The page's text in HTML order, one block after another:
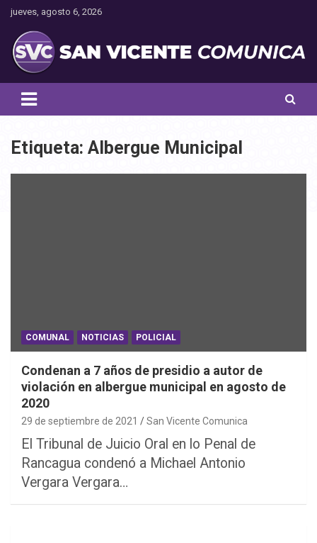
Saltar
contenido
jueves, agosto 6, 2026
San Vicente Comunica
Toda la actualidad noticiosa de nuestra comuna
Etiqueta: Albergue Municipal
COMUNAL NOTICIAS POLICIAL
Condenan a 7 años de presidio a autor de
violación en albergue municipal en agosto de
2020
29 de septiembre de 2021 San Vicente Comunica
El Tribunal de Juicio Oral en lo Penal de
Rancagua condenó a Michael Antonio
Vergara Vergara…